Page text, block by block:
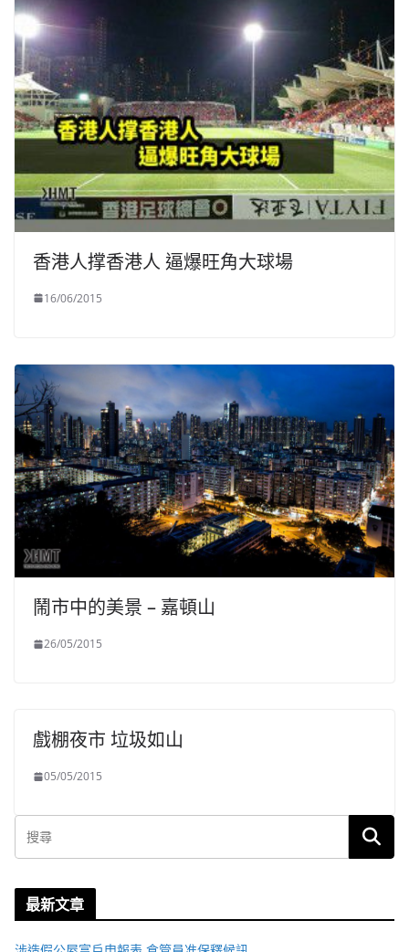
香港人撑香港人 逼爆旺角大球場
16/06/2015
鬧市中的美景 – 嘉頓山
26/05/2015
戲棚夜市 垃圾如山
05/05/2015
最新文章